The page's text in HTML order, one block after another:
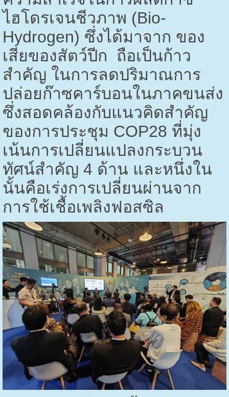
ไฮโดรเจนชีวภาพ (Bio-
Hydrogen) ซึ่งได้มาจาก ของ
เสียของสัตว์ปีก ถือเป็นก้าว
สำคัญ ในการลดปริมาณการ
ปล่อยก๊าซคาร์บอนในภาคขนส่ง
ซึ่งสอดคล้องกับแนวคิดสำคัญ
ของการประชุม COP28 ที่มุ่ง
เน้นการเปลี่ยนแปลงกระบวน
ทัศน์สำคัญ 4 ด้าน และหนึ่งใน
นั้นคือเร่งการเปลี่ยนผ่านจาก
การใช้เชื้อเพลิงฟอสซิล